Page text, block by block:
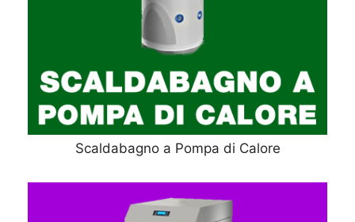
Scaldabagno a Pompa di Calore